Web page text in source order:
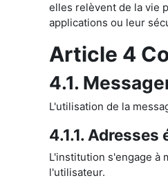
elles relèvent de la vie
applications ou leur
Article 4
4.1.
L'utilisation de la
4.1.1.
L'institution s'engage à
l'utilisateur.